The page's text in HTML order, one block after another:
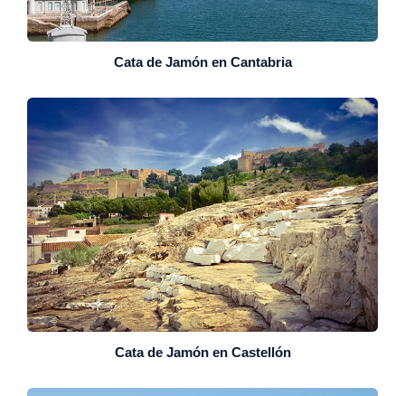
Cata de Jamón en Cantabria
Cata de Jamón en Castellón